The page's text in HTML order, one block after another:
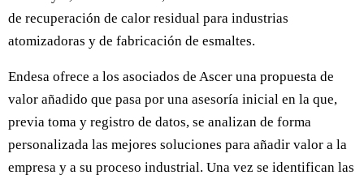
de recuperación de calor residual para industrias
atomizadoras y de fabricación de esmaltes.
Endesa ofrece a los asociados de Ascer una propuesta de
valor añadido que pasa por una asesoría inicial en la que,
previa toma y registro de datos, se analizan de forma
personalizada las mejores soluciones para añadir valor a la
empresa y a su proceso industrial. Una vez se identifican las